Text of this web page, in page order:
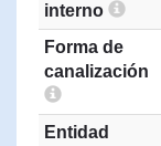
interno
Forma de
canalización
Entidad